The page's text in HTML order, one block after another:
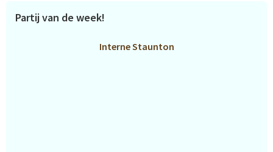
Partij van de week!
Interne Staunton